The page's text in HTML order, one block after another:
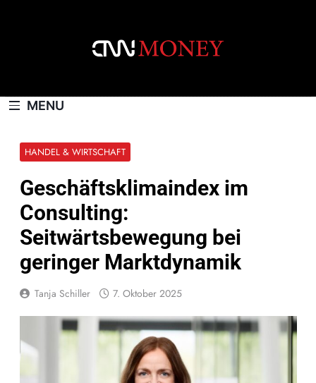
MENU
HANDEL & WIRTSCHAFT
Geschäftsklimaindex im
Consulting:
Seitwärtsbewegung bei
geringer Marktdynamik
Tanja Schiller 7. Oktober 2025